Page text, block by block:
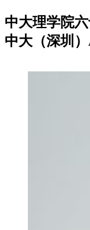
中大理学院
中大（深圳